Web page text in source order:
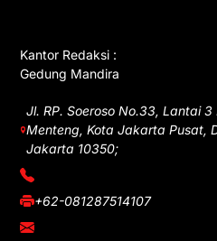
Kantor Redaksi :
Gedung Mandira
Jl. RP. Soeroso No.33, Lantai 3
Menteng, Kota Jakarta Pusat,
Jakarta 10350;
(021) 3908026
+62-081287514107
adm@iawnews.com